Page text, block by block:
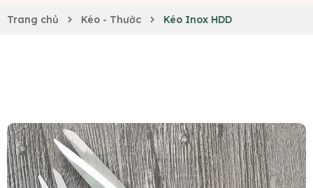
Trang chủ Kéo - Thước Kéo Inox HDD